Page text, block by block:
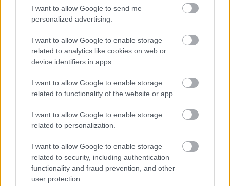
I want to allow Google to send me
personalized advertising.
I want to allow Google to enable storage
related to analytics like cookies on web or
device identifiers in apps.
I want to allow Google to enable storage
related to functionality of the website or app.
I want to allow Google to enable storage
related to personalization.
I want to allow Google to enable storage
related to security, including authentication
functionality and fraud prevention, and other
user protection.
4. Helyi szolgáltatások és életmód-
A helyi vállalkozások és az e-commerce (e-
kereskedelmi) üzletek sikere közvetlenül az azonnali
maximalizálásán múlik.
stratégia
tisztítás
Mobil Snippet
Optimalizálás
egész